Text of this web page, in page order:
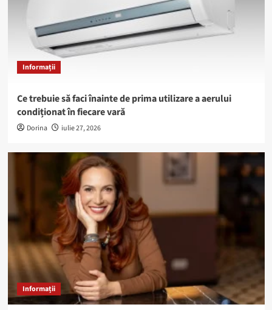
Informații
Ce trebuie să faci înainte de prima utilizare a aerului
condiționat în fiecare vară
Dorina iulie 27, 2026
Informații